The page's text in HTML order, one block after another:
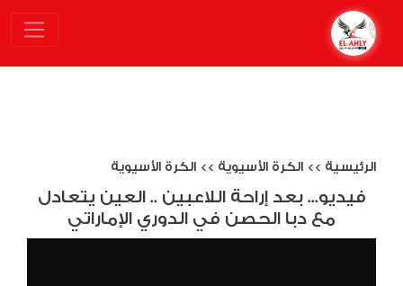
الرئيسية >> الكرة الأسيوية >> الكرة الأسيوية
فيديو... بعد إراحة اللاعبين .. العين يتعادل
مع دبا الحصن في الدوري الإماراتي